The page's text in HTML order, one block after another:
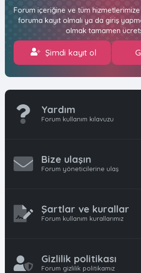
Forum içeriğine ve tüm
foruma kayıt olmalı ya da giriş
olmak tamamen
Şimdi kayıt ol
Yardım
Forum kullanım kılavuzu
Bize ulaşın
Forum yöneticilerine ulaş
Şartlar ve kurallar
Forum kullanım kurallarımız
Gizlilik politikası
Forum gizlilik politikamız